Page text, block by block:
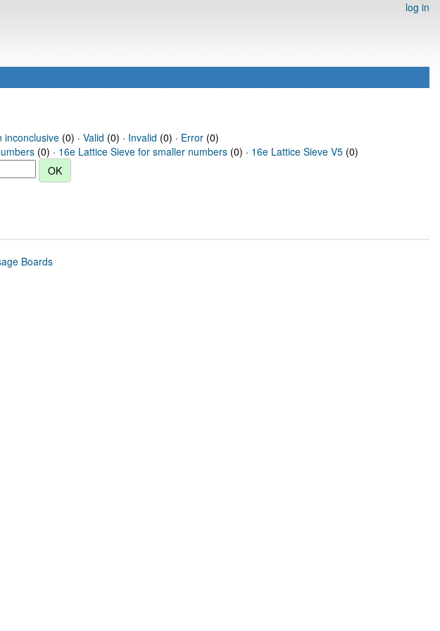
log in
inconclusive(0) · Valid (0) · Invalid (0) · Error(0)
(0) · 16e Lattice Sieve for smaller numbers (0) · 16e Lattice Sieve V5 (0)
Boards